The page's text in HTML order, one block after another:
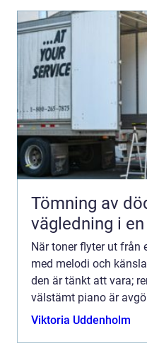
Tömning av
vägledning i
När toner flyter ut från
med melodi och
den är tänkt att vara;
välstämt piano är
Viktoria Uddenholm